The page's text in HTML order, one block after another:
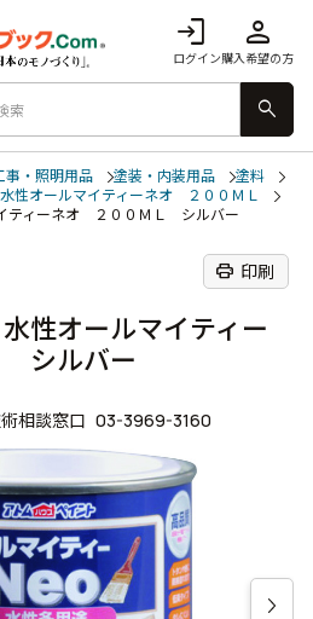
login
ログイン
person
購入希望の方
search
事・照明用品 塗装・内装用品
塗料
性オールマイティーネオ ２００ＭＬ
ティーネオ ２００ＭＬ シルバー
print 印刷
性オールマイティー
シルバー
相談窓口 03-3969-3160